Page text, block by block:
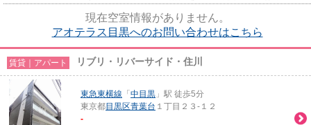
現在空室情報がありません。
アオテラス目黒へのお問い合わせはこちら
賃貸｜アパート リブリ・リバーサイド・住川
東急東横線 「 中目黒 」駅 徒歩5分
東京都目黒区青葉台 １丁目２３-１２
-